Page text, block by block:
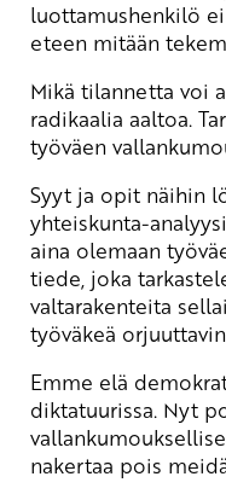
luottamushenkilö
eteen mitään
Mikä tilannetta voi
radikaalia aaltoa.
työväen
Syyt ja opit näihin
yhteiskunta-
aina olemaan
tiede, joka
valtarakenteita
työväkeä
Emme elä
diktatuurissa. Nyt
nakertaa pois